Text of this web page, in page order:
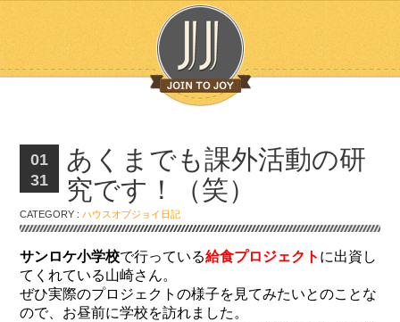
01
31
あくまでも課外活動の研
究です！（笑）
CATEGORY :ハウスオブジョイ日記
サンロケ小学校で行っている給食プロジェクト に出資し
てくれている山崎さん。
ぜひ実際のプロジェクトの様子を見てみたいとのことな
ので、お昼前に学校を訪れました。